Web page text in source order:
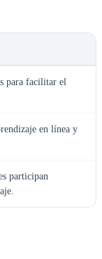
para facilitar el
en línea y
participan